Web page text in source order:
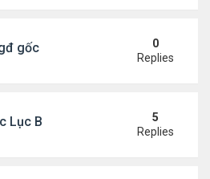
gốc Việt thiệt mạng vì tai nạn xe
0
Replies
Lục Bát Trích Đoạn - Gõ Google:
5
Replies